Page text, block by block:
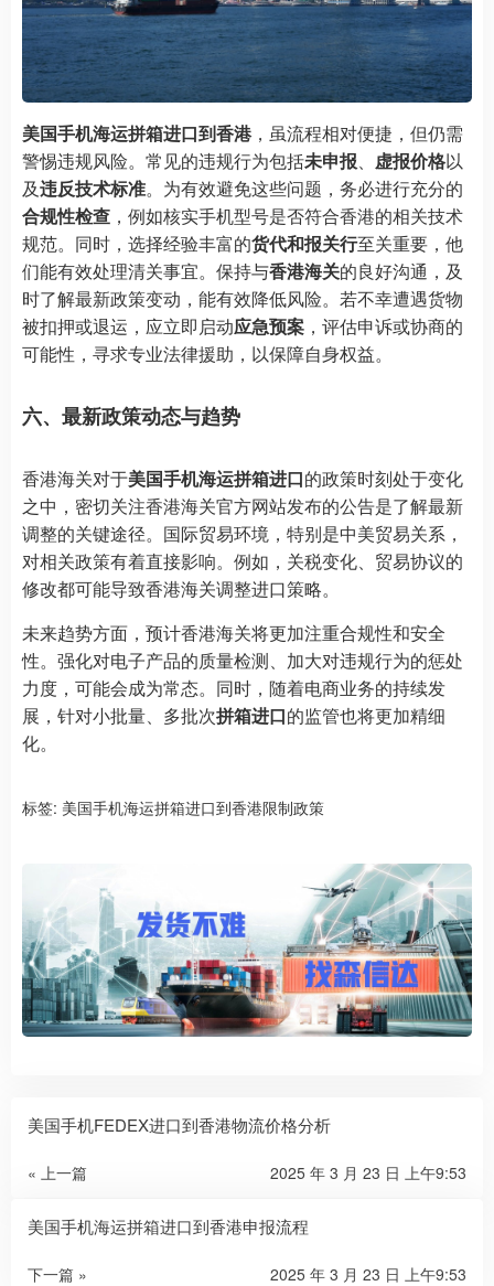
美国手机海运拼箱进口到香港，虽流程相对便捷，但仍需
警惕违规风险。常见的违规行为包括未申报、 虚报价格以
及违反技术标准。为有效避免这些问题，务必进行充分的
合规性检查 ，例如核实手机型号是否符合香港的相关技术
规范。同时，选择经验丰富的货代和报关行至关重要，他
们能有效处理清关事宜。保持与香港海关的良好沟通，及
时了解最新政策变动，能有效降低风险。若不幸遭遇货物
被扣押或退运，应立即启动应急预案 ，评估申诉或协商的
可能性，寻求专业法律援助，以保障自身权益。
六、最新政策动态与趋势
香港海关对于美国手机海运拼箱进口的政策时刻处于变化
之中，密切关注香港海关官方网站发布的公告是了解最新
调整的关键途径。国际贸易环境，特别是中美贸易关系，
对相关政策有着直接影响。例如，关税变化、贸易协议的
修改都可能导致香港海关调整进口策略。
未来趋势方面，预计香港海关将更加注重合规性和安全
性。强化对电子产品的质量检测、加大对违规行为的惩处
力度，可能会成为常态。同时，随着电商业务的持续发
展，针对小批量、多批次拼箱进口的监管也将更加精细
化。
标签: 美国手机海运拼箱进口到香港限制政策
美国手机FEDEX进口到香港物流价格分析
« 上一篇 2025 年 3 月 23 日 上午9:53
美国手机海运拼箱进口到香港申报流程
下一篇 » 2025 年 3 月 23 日 上午9:53